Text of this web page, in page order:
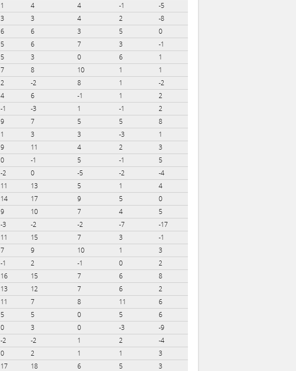
1 4 4 -1
-5
3 3 4 2
-8
6 6 3 5
0
5 6 7 3
-1
5 3 0 6
1
7 8 10 1
1
2 -2 8 1
-2
4 6 -1 1
2
-1 -3 1 -1
2
9 7 5 5
8
1 3 3 -3
1
9 11 4 2
3
0 -1 5 -1
5
-2 0 -5 -2
-4
11 13 5 1
4
14 17 9 5
0
9 10 7 4
5
-3 -2 -2 -7
-17
11 15 7 3
-1
7 9 10 1
3
-1 2 -1 0
2
16 15 7 6
8
13 12 7 6
2
11 7 8 11
6
5 5 0 5
6
0 3 0 -3
-9
-2 -2 1 2
-4
0 2 1 1
3
17 18 6 5
3